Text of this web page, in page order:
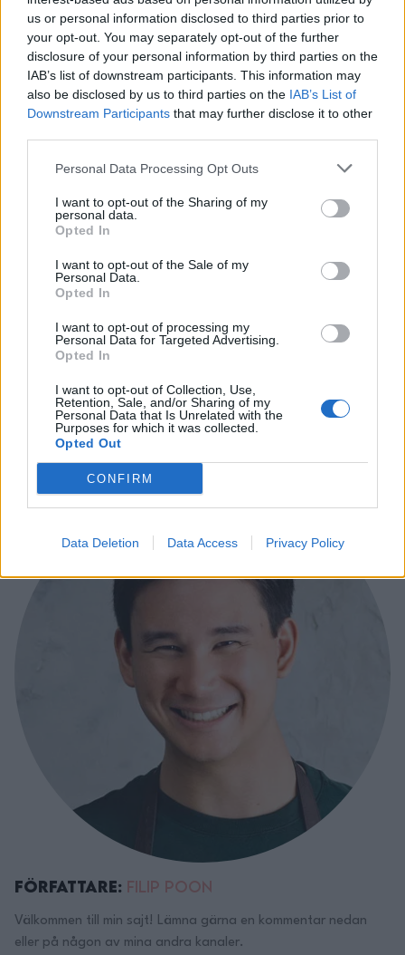
us or personal information disclosed to third parties prior to
your opt-out. You may separately opt-out of the further
disclosure of your personal information by third parties on the
IAB’s list of downstream participants. This information may
also be disclosed by us to third parties on the IAB’s List of
Downstream Participants that may further disclose it to other
Personal Data Processing Opt Outs
I want to opt-out of the Sharing of my
personal data.
Opted In
I want to opt-out of the Sale of my
Personal Data.
Opted In
I want to opt-out of processing my
Personal Data for Targeted Advertising.
Opted In
I want to opt-out of Collection, Use,
Retention, Sale, and/or Sharing of my
Personal Data that Is Unrelated with the
Purposes for which it was collected.
Opted Out
CONFIRM
Data Deletion Data Access Privacy Policy
Du kanske också gillar
med mig Filip
är att vi
Mat- community!
som glada
om att dela …
Övrigt
7 Saker jag alltid Har
Hej och Välkomna vänner till FoodBros med mig Filip
Poon! 😊 – FoodBros Står för ”Mat Bröder” och det är
Kommentera med 3 olika ingredienser (minst en
måste vara en grönsak) – Sen tar jag på mig
utmaning och försöker …Continued
Författare: Filip Poon
Välkommen till min sajt! Lämna gärna en kommentar nedan
eller på någon av mina andra kanaler.